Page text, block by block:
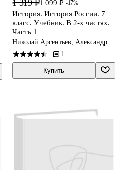
1 319 ₽1 099 ₽ -17%
История. История России. 7
класс. Учебник. В 2-х частях.
Часть 1
Николай Арсентьев, Александр
Данилов, Игорь Курукин
· 1
Купить